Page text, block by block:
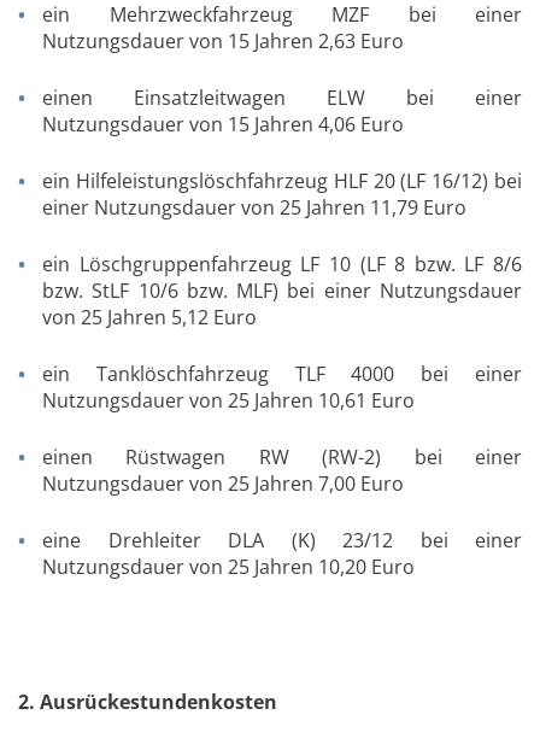
ein Mehrzweckfahrzeug MZF bei einer
Nutzungsdauer von 15 Jahren 2,63 Euro
einen Einsatzleitwagen ELW bei einer
Nutzungsdauer von 15 Jahren 4,06 Euro
ein Hilfeleistungslöschfahrzeug HLF 20 (LF 16/12) bei
einer Nutzungsdauer von 25 Jahren 11,79 Euro
ein Löschgruppenfahrzeug LF 10 (LF 8 bzw. LF 8/6
bzw. StLF 10/6 bzw. MLF) bei einer Nutzungsdauer
von 25 Jahren 5,12 Euro
ein Tanklöschfahrzeug TLF 4000 bei einer
Nutzungsdauer von 25 Jahren 10,61 Euro
einen Rüstwagen RW (RW-2) bei einer
Nutzungsdauer von 25 Jahren 7,00 Euro
eine Drehleiter DLA (K) 23/12 bei einer
Nutzungsdauer von 25 Jahren 10,20 Euro
2. Ausrückestundenkosten